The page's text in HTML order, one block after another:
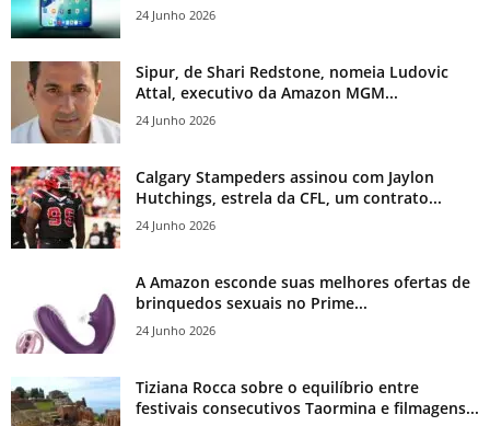
24 Junho 2026
Sipur, de Shari Redstone, nomeia Ludovic
Attal, executivo da Amazon MGM...
24 Junho 2026
Calgary Stampeders assinou com Jaylon
Hutchings, estrela da CFL, um contrato...
24 Junho 2026
A Amazon esconde suas melhores ofertas de
brinquedos sexuais no Prime...
24 Junho 2026
Tiziana Rocca sobre o equilíbrio entre
festivais consecutivos Taormina e filmagens...